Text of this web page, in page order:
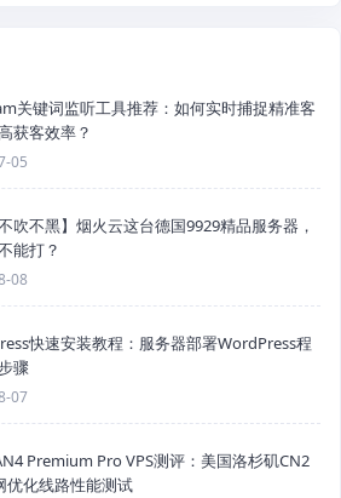
关键词监听工具推荐：如何实时捕捉精准客
获客效率？
05
不吹不黑】烟火云这台德国9929精品服务器，
能打？
08
快速安装教程：服务器部署WordPress程
骤
07
Premium Pro VPS测评：美国洛杉矶CN2
优化线路性能测试